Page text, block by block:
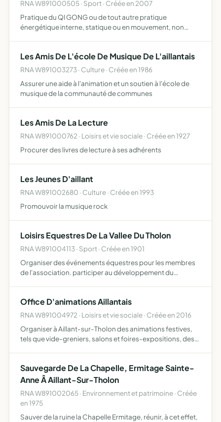
RNA W891000505 · Sport · Créée en 2007
Pratique du QI GONG ou de tout autre pratique
énergétique interne, statique ou en mouvement, non
psychiqu…
Les Amis De L'école De Musique De L'aillantais
RNA W891003273 · Culture · Créée en 1986
Assurer une aide à l'animation et un soutien à l'école de
musique de la communauté de communes
Les Amis De La Lecture
RNA W891000762 · Loisirs et vie sociale · Créée en 1927
Procurer des livres de lecture à ses adhérents
Les Jeunes D'aillant
RNA W891002680 · Culture · Créée en 1993
Promouvoir la musique rock
Loisirs Equestres De La Vallee Du Tholon
RNA W891004113 · Sport · Créée en 1901
Organiser des événements équestres pour les membres
de l'association. participer au développement du
pratique d…
Office D'animations Aillantais
RNA W891004972 · Loisirs et vie sociale · Créée en 2016
Organiser à Aillant-sur-Tholon des animations festives,
tels que vide-greniers, salons et foires-expositions, des
Sauvegarde De La Chapelle, Ermitage Sainte-
Anne Â Aillant-Sur-Tholon
RNA W891002065 · Environnement et patrimoine · Créée
en 1975
Sauver de la ruine la Chapelle Ermitage, réunir, à cet effet,